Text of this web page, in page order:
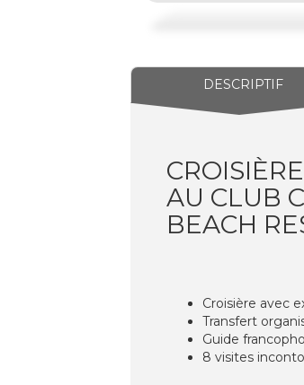
DESCRIPTIF
AU CLUB
BEACH
Croisière avec
Transfert
Guide
8 visites